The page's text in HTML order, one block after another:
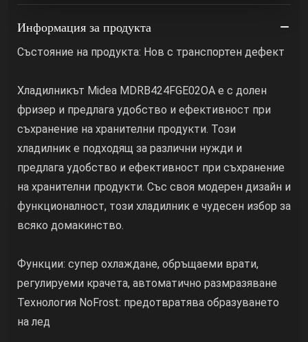
Информация за продукта
Състояние на продукта: Нов с транспортен дефект
Хладилникът Midea MDRB424FGE02OA е с долен
фризер и предлага удобство и ефективност при
съхранение на хранителни продукти. Този
хладилник е подходящ за различни нужди и
предлага удобство и ефективност при съхранение
на хранителни продукти. Със своя модерен дизайн и
функционалност, този хладилник е чудесен избор за
всяко домакинство.
Функции: супер охлаждане, обръщаеми врати,
регулируеми крачета, автоматично размразяване
Технология NoFrost: предотвратява образуването
на лед